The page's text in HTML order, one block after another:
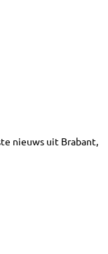
nieuws uit Brabant,